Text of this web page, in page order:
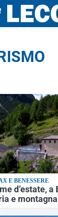
E BENESSERE
d’estate, a
e montagna